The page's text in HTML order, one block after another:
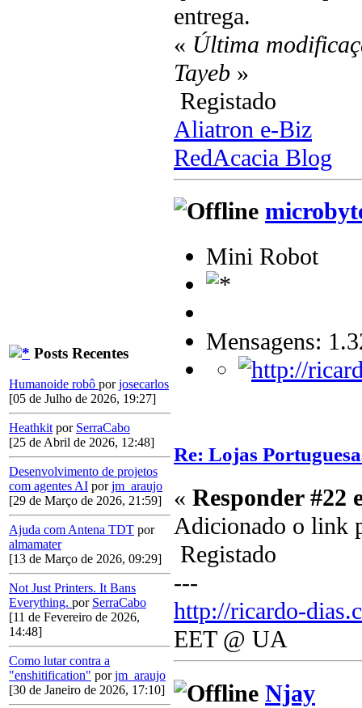
Posts Recentes
Humanoide robô porjosecarlos
[05 de Julho de 2026, 19:27]
Heathkit por SerraCabo
[25 de Abril de 2026, 12:48]
Desenvolvimento de projetos
com agentes AI porjm_araujo
[29 de Março de 2026, 21:59]
Ajuda com Antena TDT por
almamater
[13 de Março de 2026, 09:29]
Not Just Printers. It Bans
Everything. por SerraCabo
[11 de Fevereiro de 2026,
14:48]
Como lutar contra a
"enshitification" porjm_araujo
[30 de Janeiro de 2026, 17:10]
entrega.
« Última
Tayeb »
Registado
Aliatron e-Biz
RedAcacia Blog
Mini Robot
Mensagens:
Re: Lojas
« Responder #22
Adicionado o link
Registado
---
http://ricardo-
EET @ UA
Njay